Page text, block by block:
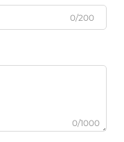
0/200
0/1000